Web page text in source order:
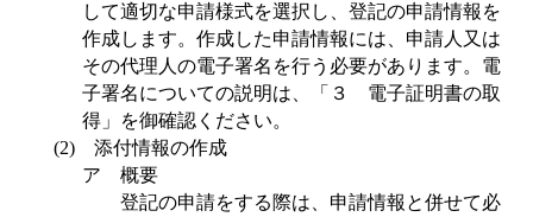
して適切な申請様式を選択し、登記の申請情報を
作成します。作成した申請情報には、申請人又は
その代理人の電子署名を行う必要があります。電
子署名についての説明は、「３ 電子証明書の取
得」を御確認ください。
(2) 添付情報の作成
ア 概要
登記の申請をする際は、申請情報と併せて必